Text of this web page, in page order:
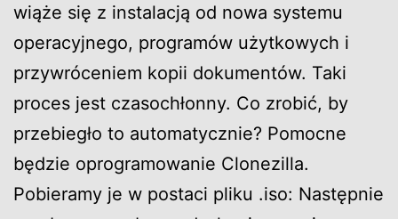
wiąże się z instalacją od nowa systemu
operacyjnego, programów użytkowych i
przywróceniem kopii dokumentów. Taki
proces jest czasochłonny. Co zrobić, by
przebiegło to automatycznie? Pomocne
będzie oprogramowanie Clonezilla.
Pobieramy je w postaci pliku .iso: Następnie